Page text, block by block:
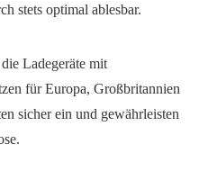
stets optimal ablesbar.
Ladegeräte mit
für Europa, Großbritannien
sicher ein und gewährleisten